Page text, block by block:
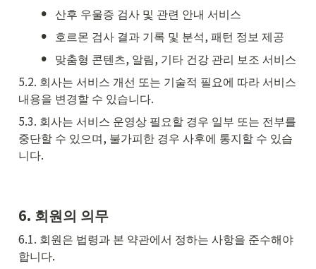
• 산후 우울증 검사 및 관련 안내 서비스
• 호르몬 검사 결과 기록 및 분석, 패턴 정보 제공
• 맞춤형 콘텐츠, 알림, 기타 건강 관리 보조 서비스
5.2. 회사는 서비스 개선 또는 기술적 필요에 따라 서비스
내용을 변경할 수 있습니다.
5.3. 회사는 서비스 운영상 필요할 경우 일부 또는 전부를
중단할 수 있으며, 불가피한 경우 사후에 통지할 수 있습
니다.
6. 회원의 의무
6.1. 회원은 법령과 본 약관에서 정하는 사항을 준수해야
합니다.